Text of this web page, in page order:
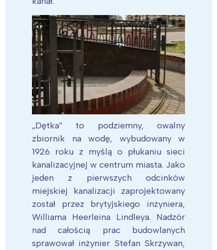
„Dętka” to podziemny, owalny
zbiornik na wodę, wybudowany w
1926 roku z myślą o płukaniu sieci
kanalizacyjnej w centrum miasta. Jako
jeden z pierwszych odcinków
miejskiej kanalizacji zaprojektowany
został przez brytyjskiego inżyniera,
Williama Heerleina Lindleya. Nadzór
nad całością prac budowlanych
sprawował inżynier Stefan Skrzywan,